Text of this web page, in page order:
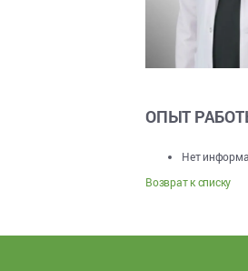
ОПЫТ
Нет
Возврат к списку